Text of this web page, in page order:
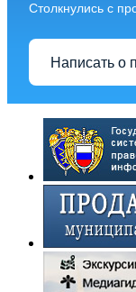
Столкнулись с
Написать о